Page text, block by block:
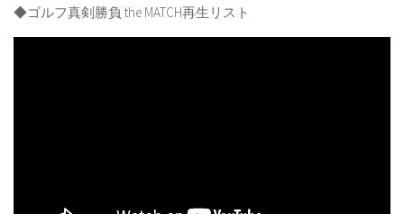
◆ゴルフ真剣勝負 the MATCH再生リスト